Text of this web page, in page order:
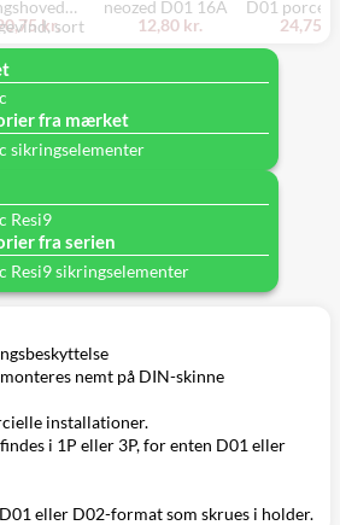
sort
hoved.
kr.
neozed D01 16A
12,80 kr.
D01
24,75
fra mærket
sikringselementer
Resi9
fra serien
Resi9 sikringselementer
nemt på DIN-skinne
installationer.
i 1P eller 3P, for enten D01 eller
eller D02-format som skrues i holder.